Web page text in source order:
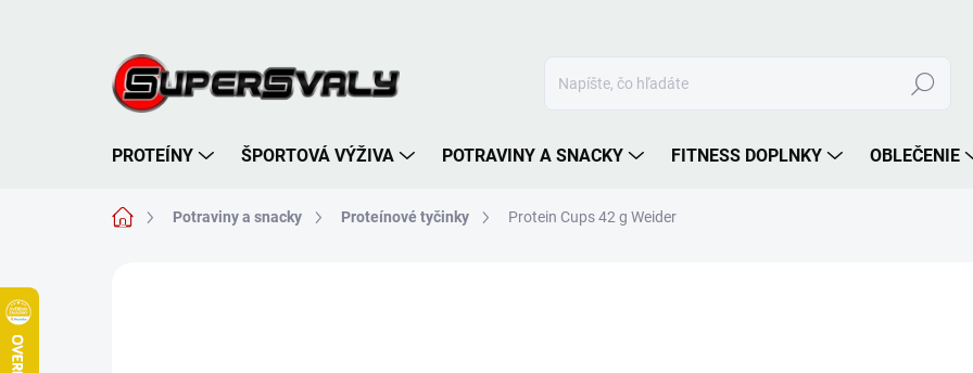
Hľadať
PROTEÍNY ŠPORTOVÁ VÝŽIVA POTRAVINY A SNACKY FITNESS DOPLNKY OBLEČENIE
DomovPotraviny a snacky Proteínové tyčinky Protein Cups 42 g Weider